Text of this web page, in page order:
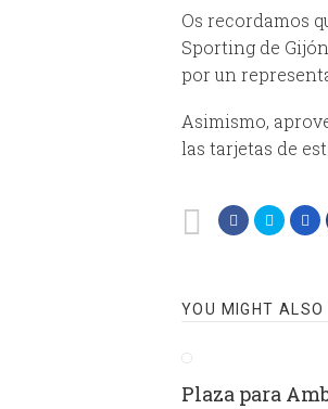
Os recordamos
Sporting de
por un
Asimismo,
las tarjetas de
YOU MIGHT ALSO
Plaza para